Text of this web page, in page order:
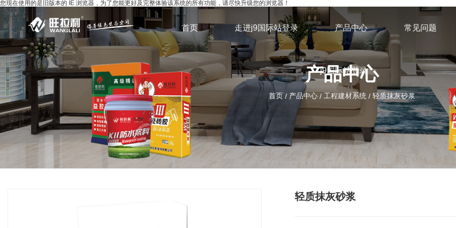
您现在使用的是旧版本的 IE 浏览器，为了您能更好及完整体验该系统的所有功能，请尽快升级您的浏览器！
首页 走进j9国际站登录 产品中心 常见问题
j9国际站登录
产品中心
首页 / 产品中心 / 工程建材系统 / 轻质抹灰砂浆
轻质抹灰砂浆